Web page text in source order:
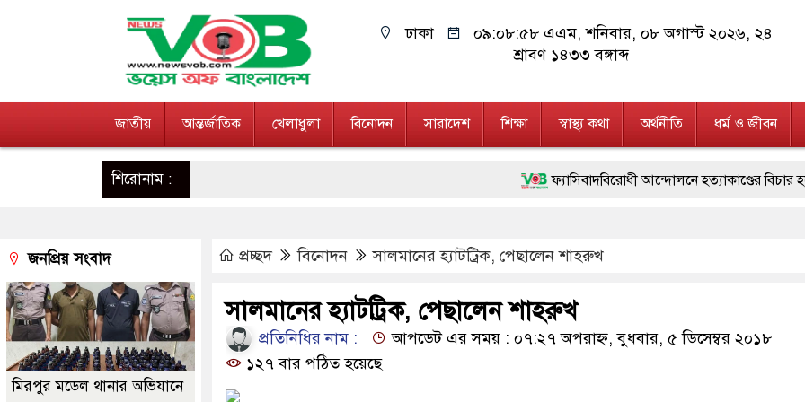
ঢাকা ০৯:০৮:৫৯ এএম, শনিবার, ০৮ অগাস্ট ২০২৬, ২৪
শ্রাবণ ১৪৩৩ বঙ্গাব্দ
জাতীয় আন্তর্জাতিক খেলাধুলা বিনোদন সারাদেশ শিক্ষা স্বাস্থ্য কথা অর্থনীতি ধর্ম ও জীবন
শিরোনাম : ফ্যাসিবাদবিরোধী আন্দোলনে হত্যাকাণ্ডের বিচার হবে স্বচ্ছ,
জনগণ পরিবর্তন চেয়েছে বলেই জুলাই আন্দোলন সফল হয়েছে :
২৮ লাখ টাকার জাল নোটসহ দুইজনকে গ্রেফতার করেছে
নেতৃত্ব ও গণতন্ত্রের মূর্তমান প্রতীক বেগম খালেদা জিয়া :
অবৈধ বিদেশি পিস্তল, ম্যাগাজিন ও গুলিসহ আইনের সঙ্গে
প্রচ্ছদ বিনোদন সালমানের হ্যাটট্রিক, পেছালেন শাহরুখ
সালমানের হ্যাটট্রিক, পেছালেন শাহরুখ
প্রতিনিধির নাম :
আপডেট এর সময় : ০৭:২৭ অপরাহ্ন, বুধবার, ৫ ডিসেম্বর ২০১৮
১২৭ বার পঠিত হয়েছে
জনপ্রিয় সংবাদ
মিরপুর মডেল থানার অভিযানে